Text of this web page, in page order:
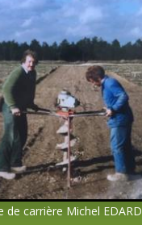
de carrière Michel EDARD